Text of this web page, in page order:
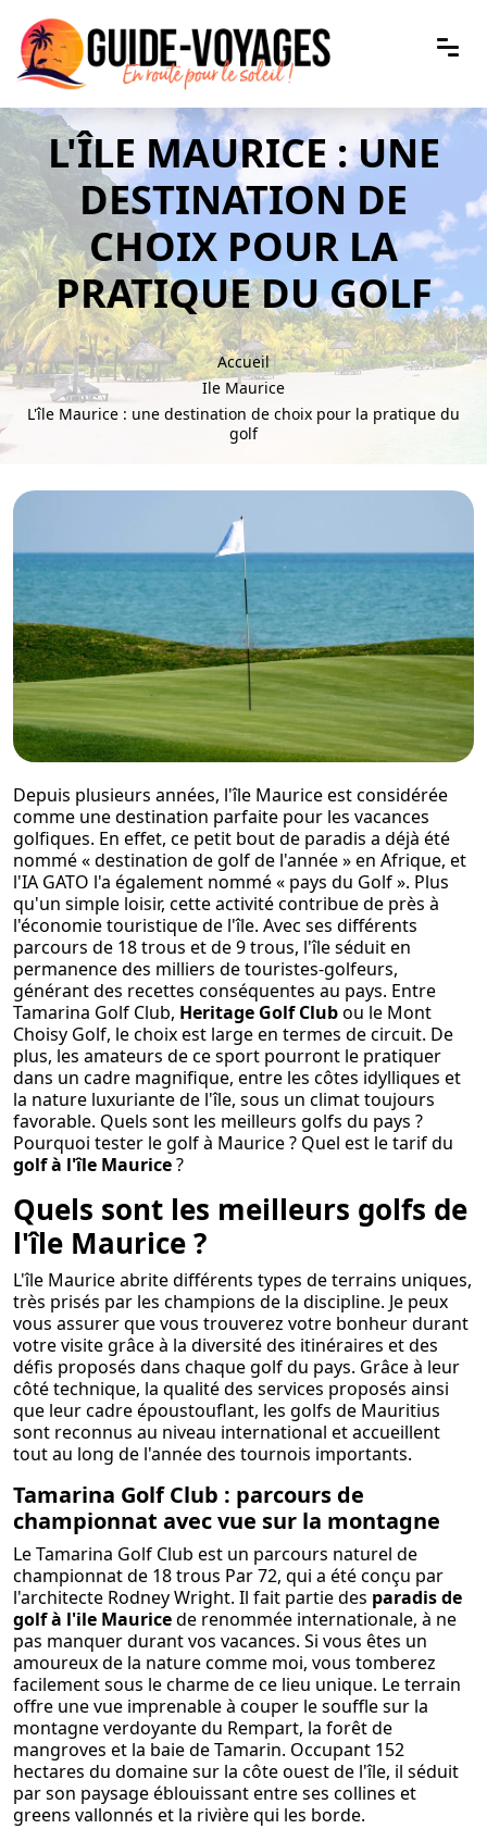
L'ÎLE MAURICE : UNE
DESTINATION DE
CHOIX POUR LA
PRATIQUE DU GOLF
Accueil
Ile Maurice
L'île Maurice : une destination de choix pour la pratique du
golf
Depuis plusieurs années, l'île Maurice est considérée
comme une destination parfaite pour les vacances
golfiques. En effet, ce petit bout de paradis a déjà été
nommé «destination de golf de l'année» en Afrique, et
l'IA GATO l'a également nommé « pays du Golf». Plus
qu'un simple loisir, cette activité contribue de près à
l'économie touristique de l'île. Avec ses différents
parcours de 18 trous et de 9 trous, l'île séduit en
permanence des milliers de touristes-golfeurs,
générant des recettes conséquentes au pays. Entre
Tamarina Golf Club, Heritage GolfClubou le Mont
Choisy Golf, le choix est large en termes de circuit. De
plus, les amateurs de ce sport pourront le pratiquer
dans un cadre magnifique, entre les côtes idylliques et
la nature luxuriante de l'île, sous un climat toujours
favorable. Quels sont les meilleurs golfs du pays ?
Pourquoi tester le golf à Maurice? Quel est le tarif du
golf à l'île Maurice?
Quels sont les meilleurs golfs de
l'île Maurice ?
L'île Maurice abrite différents types de terrains uniques,
très prisés par les champions de la discipline. Je peux
vous assurer que vous trouverez votre bonheur durant
votre visite grâce à la diversité des itinéraires et des
défis proposés dans chaque golf du pays. Grâce à leur
côté technique, la qualité des services proposés ainsi
que leur cadre époustouflant, les golfs de Mauritius
sont reconnus au niveau international et accueillent
tout au long de l'année des tournois importants.
Tamarina Golf Club : parcours de
championnat avec vue sur la montagne
Le Tamarina Golf Club est un parcours naturel de
championnat de 18 trous Par 72, qui a été conçu par
l'architecte Rodney Wright. Il fait partie des paradis de
golf à l'ile Mauricede renommée internationale, à ne
pas manquer durant vos vacances. Si vous êtes un
amoureux de la nature comme moi, vous tomberez
facilement sous le charme de ce lieu unique. Le terrain
offre une vue imprenable à couper le souffle sur la
montagne verdoyante du Rempart, la forêt de
mangroves et la baie de Tamarin. Occupant 152
hectares du domaine sur la côte ouest de l'île, il séduit
par son paysage éblouissant entre ses collines et
greens vallonnés et la rivière qui les borde.